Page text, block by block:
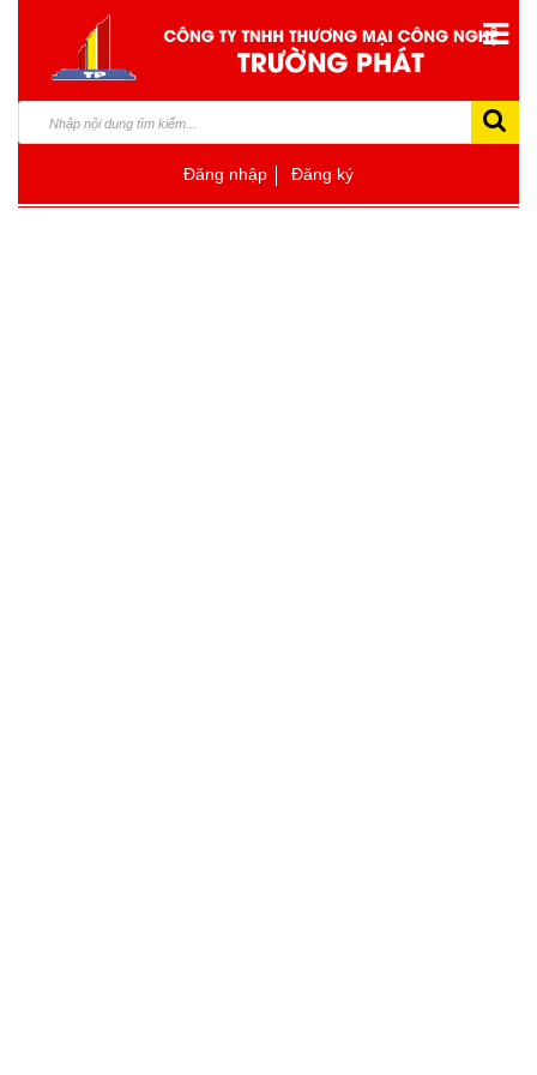
Đăng nhập Đăng ký